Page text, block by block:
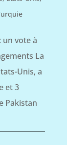
un vote à
La
Unis, a
et 3
Pakistan